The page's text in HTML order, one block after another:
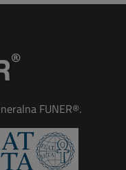
FUNER®.